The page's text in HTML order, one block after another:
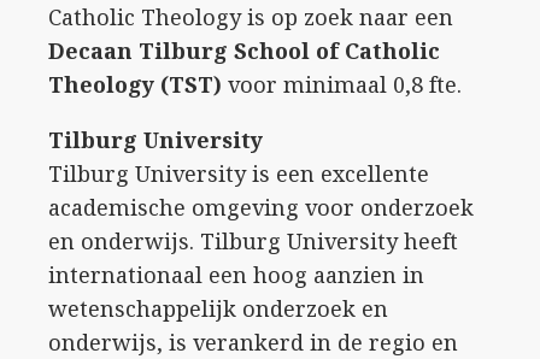
Catholic Theology is op zoek naar een
Decaan Tilburg School of Catholic
Theology (TST) voor minimaal 0,8 fte.
Tilburg University
Tilburg University is een excellente
academische omgeving voor onderzoek
en onderwijs. Tilburg University heeft
internationaal een hoog aanzien in
wetenschappelijk onderzoek en
onderwijs, is verankerd in de regio en